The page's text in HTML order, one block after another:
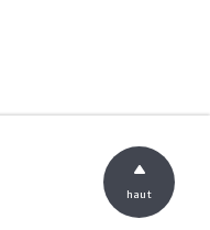
haut